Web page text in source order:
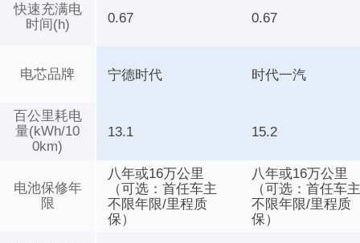
快速充满电
时间(h)
电芯品牌
百公里耗电
量(kWh/10
0km)
电池保修年
限
0.67 0.67
宁德时代 时代一汽
13.1 15.2
八年或16万公里
（可选：首任车主
不限年限/里程质
保）
八年或16万公里
（可选：首任车
不限年限/里程质
保）